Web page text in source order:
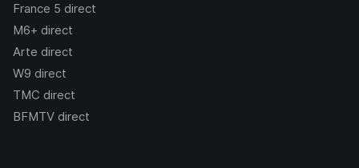
France 5 direct
M6+ direct
Arte direct
W9 direct
TMC direct
BFMTV direct